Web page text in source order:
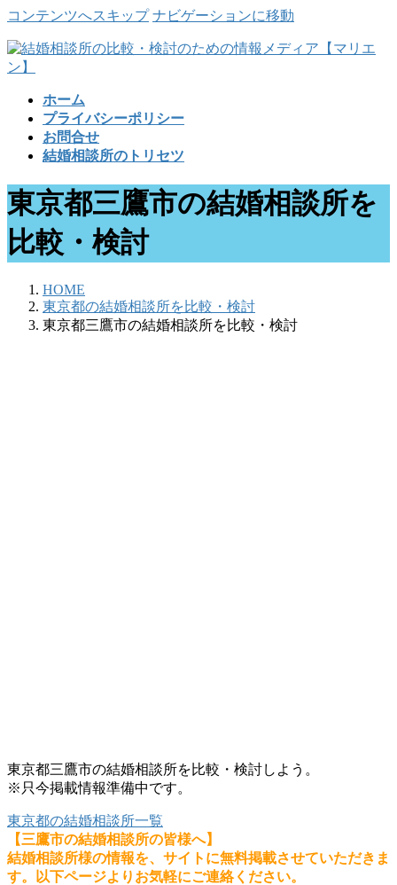
コンテンツへスキップ ナビゲーションに移動
ホーム
プライバシーポリシー
お問合せ
結婚相談所のトリセツ
東京都三鷹市の結婚相談所を
比較・検討
HOME
東京都の結婚相談所を比較・検討
東京都三鷹市の結婚相談所を比較・検討
東京都三鷹市の結婚相談所を比較・検討しよう。
※只今掲載情報準備中です。
東京都の結婚相談所一覧
【三鷹市の結婚相談所の皆様へ】
結婚相談所様の情報を、サイトに無料掲載させていただきま
す。以下ページよりお気軽にご連絡ください。